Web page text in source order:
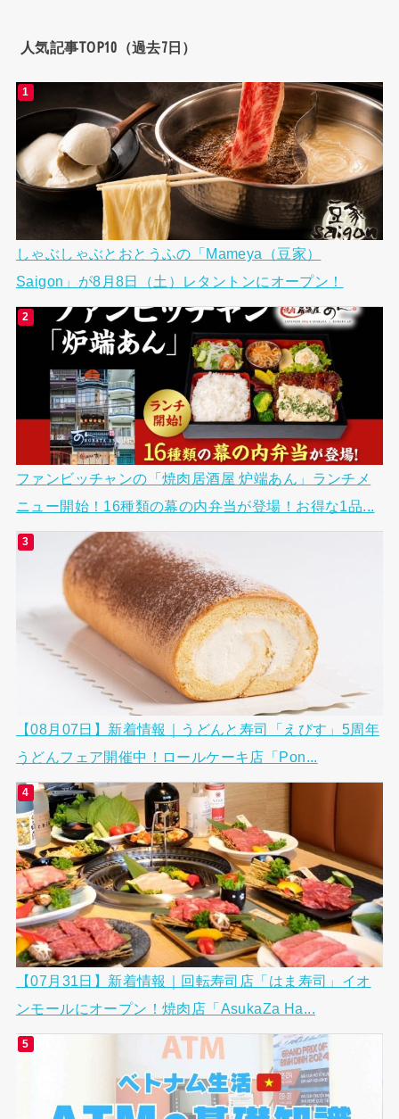
人気記事TOP10（過去7日）
しゃぶしゃぶとおとうふの「Mameya（豆家）
Saigon」が8月8日（土）レタントンにオープン！
ファンビッチャンの「焼肉居酒屋 炉端あん」ランチメ
ニュー開始！16種類の幕の内弁当が登場！お得な1品...
【08月07日】新着情報｜うどんと寿司「えびす」5周年
うどんフェア開催中！ロールケーキ店「Pon...
【07月31日】新着情報｜回転寿司店「はま寿司」イオ
ンモールにオープン！焼肉店「AsukaZa Ha...